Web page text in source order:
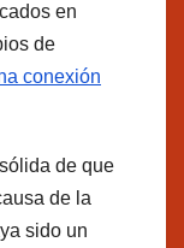
en
de
conexión
de que
de la
sido un